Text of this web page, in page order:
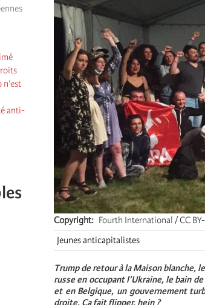
anti-
Copyright
Fourth International / CC
Jeunes anticapitalistes
Trump de retour à la Maison blanche,
russe en occupant l’Ukraine, le bain
et en Belgique, un gouvernement